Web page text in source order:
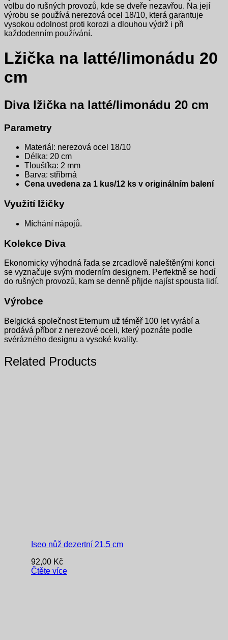
volbu do rušných provozů, kde se dveře nezavřou. Na její
výrobu se používá nerezová ocel 18/10, která garantuje
vysokou odolnost proti korozi a dlouhou výdrž i při
každodenním používání.
Lžička na latté/limonádu 20
cm
Diva lžička na latté/limonádu 20 cm
Parametry
Materiál: nerezová ocel 18/10
Délka: 20 cm
Tloušťka: 2 mm
Barva: stříbrná
Cena uvedena za 1 kus/12 ks v originálním balení
Využití lžičky
Míchání nápojů.
Kolekce Diva
Ekonomicky výhodná řada se zrcadlově naleštěnými konci
se vyznačuje svým moderním designem. Perfektně se hodí
do rušných provozů, kam se denně přijde najíst spousta lidí.
Výrobce
Belgická společnost Eternum už téměř 100 let vyrábí a
prodává příbor z nerezové oceli, který poznáte podle
svérázného designu a vysoké kvality.
Related Products
Iseo nůž dezertní 21,5 cm
92,00 Kč
Čtěte více